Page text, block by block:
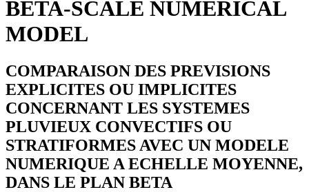
BETA-SCALE NUMERICAL
MODEL
COMPARAISON DES PREVISIONS
EXPLICITES OU IMPLICITES
CONCERNANT LES SYSTEMES
PLUVIEUX CONVECTIFS OU
STRATIFORMES AVEC UN MODELE
NUMERIQUE A ECHELLE MOYENNE,
DANS LE PLAN BETA